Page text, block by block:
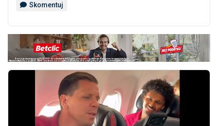
Skomentuj